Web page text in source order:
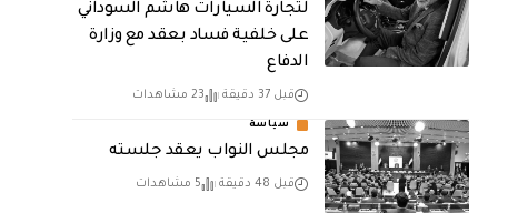
لتجارة السيارات هاشم السوداني
على خلفية فساد بعقد مع وزارة
الدفاع
قبل 37 دقيقة 23 مشاهدات
سياسة
مجلس النواب يعقد جلسته
قبل 48 دقيقة 5 مشاهدات